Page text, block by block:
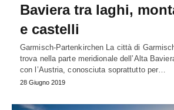
Baviera tra laghi,
e castelli
Garmisch-Partenkirchen La città di
trova nella parte meridionale dell’Alta
con l’Austria, conosciuta soprattutto per…
28 Giugno 2019